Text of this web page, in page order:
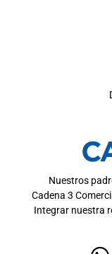
Nuestros
Cadena 3
Integrar nuestra